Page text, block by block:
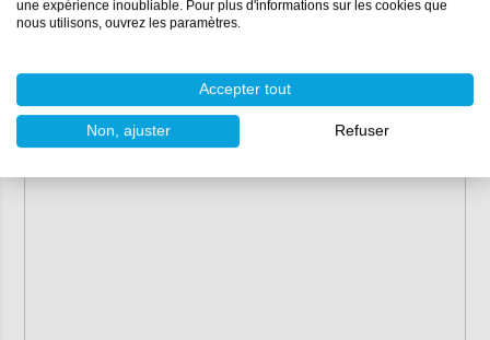
Voyager UAE
une expérience inoubliable. Pour plus d'informations sur les cookies que
nous utilisons, ouvrez les paramètres.
Accepter tout
Non, ajuster Refuser